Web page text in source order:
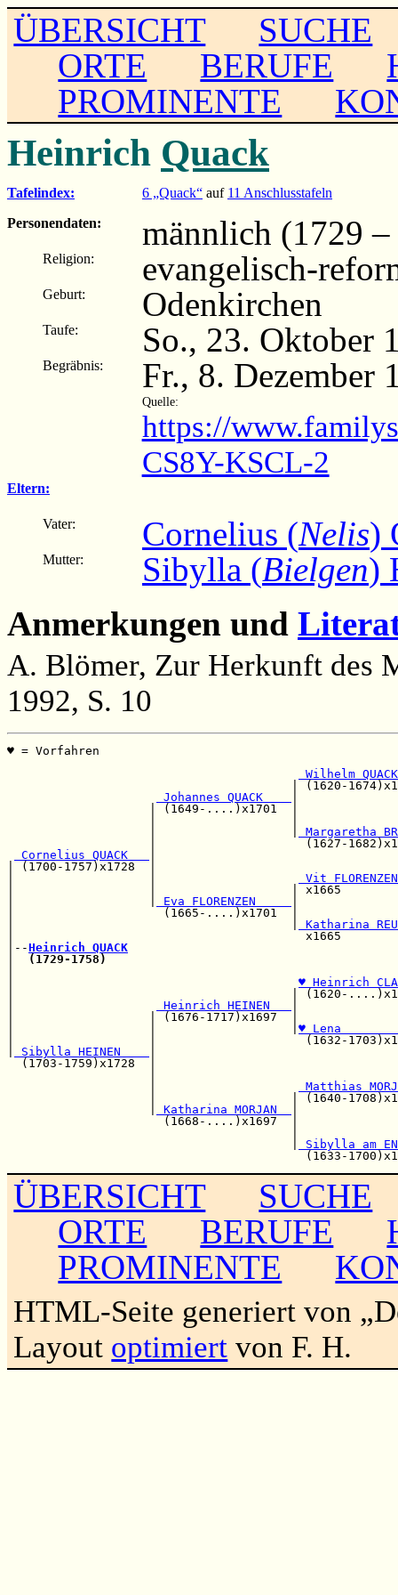
ÜBERSICHT
SUCHE
ORTE
BERUFE
PROMINENTE
Heinrich Quack
Tafelindex: 6 „Quack“ auf 11 Anschlusstafeln
Personendaten:
männlich (1729
Religion: evangelisch-
Geburt: Odenkirchen
Taufe: So., 23. Oktober
Begräbnis: Fr., 8. Dezember
Quelle:
https://
CS8Y-KSCL-2
Eltern:
Vater: Cornelius (Nelis)
Mutter: Sibylla (Bielgen)
Anmerkungen und
A. Blömer, Zur Herkunft des
1992, S. 10
♥ =
Wilhelm
Johannes QUACK
| (1649-
Margaretha
|
Cornelius QUACK
| (1700-1757)x1728  |
Vit
|                   |
Eva FLORENZEN
|                     (1665-
Katharina
|
|--Heinrich QUACK
(1729-1758)
♥ Heinrich
|                                       | (1620-
Heinrich HEINEN
|                   | (1676-
♥
|                   |
Sibylla HEINEN
(1703-1759)x1728
Matthias
|                   |
Katharina MORJAN
(1668-
Sibylla am
ÜBERSICHT
SUCHE
ORTE
BERUFE
PROMINENTE
HTML-Seite generiert von
Layout optimiert von F. H.